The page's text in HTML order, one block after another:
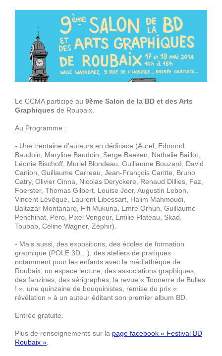
Le CCMA participe au ‎ 9ème Salon de la BD et des Arts
Graphiques de Roubaix.
Au Programme :
- Une trentaine d'auteurs en dédicace (Aurel, Edmond
Baudoin, Maryline Baudoin, Serge Baeken, Nathalie Baillot,
Léonie Bischoff, Muriel Blondeau, Guillaume Bouzard, David
Canion, Guillaume Carreau, Jean-François Caritte, Bruno
Catry, Olivier Cinna, Nicolas Deryckere, Renaud Dillies, Faz,
Foerster, Thomas Gilbert, Louise Joor, Augustin Lebon,
Vincent Lévêque, Laurent Libessart, Halim Mahmoudi,
Baltazar Montanaro, Fifi Mukuna, Emre Orhun, Guillaume
Penchinat, Pero, Pixel Vengeur, Emilie Plateau, Skad,
Toubab, Céline Wagner, Zéphir).
- Mais aussi, des expositions, des écoles de formation
graphique (POLE 3D…), des ateliers de pratiques
notamment pour les enfants avec la médiathèque de
Roubaix, un espace lecture, des associations graphiques,
des fanzines, des sérigraphes, la revue « Tonnerre de Bulles
! », une quinzaine de bouquinistes, remise du prix «
révélation » à un auteur éditant son premier album BD.
Entrée gratuite.
Plus de renseignements sur la page facebook « Festival BD
Roubaix »